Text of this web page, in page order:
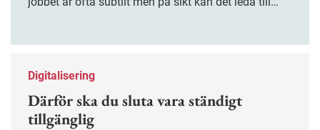
Digitalisering
Därför ska du sluta vara ständigt
tillgänglig